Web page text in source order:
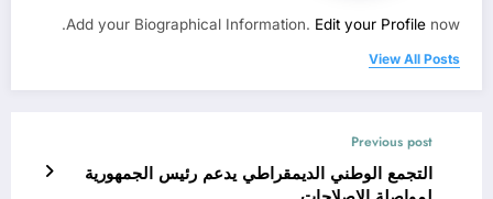
Add your Biographical Information. Edit your Profile now.
View All Posts
Previous post
التجمع الوطني الديمقراطي يدعم رئيس الجمهورية